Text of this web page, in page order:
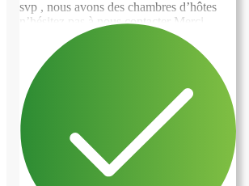
svp , nous avons des chambres d’hôtes
n’hésitez pas à nous contacter Merci
bonne journée François et Aimee